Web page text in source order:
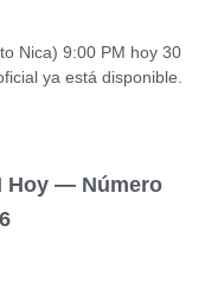
Nica) 9:00 PM hoy 30
ya está disponible.
Hoy — Número